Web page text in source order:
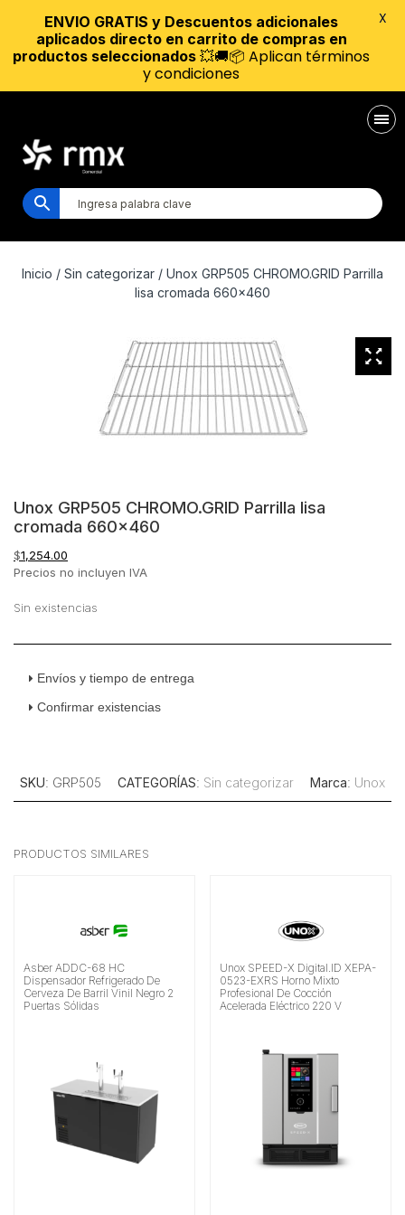
Inicio / Sin categorizar / Unox GRP505 CHROMO.GRID Parrilla
lisa cromada 660×460
Unox GRP505 CHROMO.GRID Parrilla lisa
cromada 660×460
$1,254.00
Precios no incluyen IVA
Sin existencias
Envíos y tiempo de entrega
Confirmar existencias
SKU: GRP505 CATEGORÍAS: Sin categorizar Marca: Unox
PRODUCTOS SIMILARES
Asber ADDC-68 HC
Dispensador Refrigerado De
Cerveza De Barril Vinil Negro 2
Puertas Sólidas
Unox SPEED-X Digital.ID XEPA-
0523-EXRS Horno Mixto
Profesional De Cocción
Acelerada Eléctrico 220 V
ENVIO GRATIS y Descuentos adicionales
aplicados directo en carrito de compras en
productos seleccionados 💥🚚📦 Aplican términos
y condiciones
X